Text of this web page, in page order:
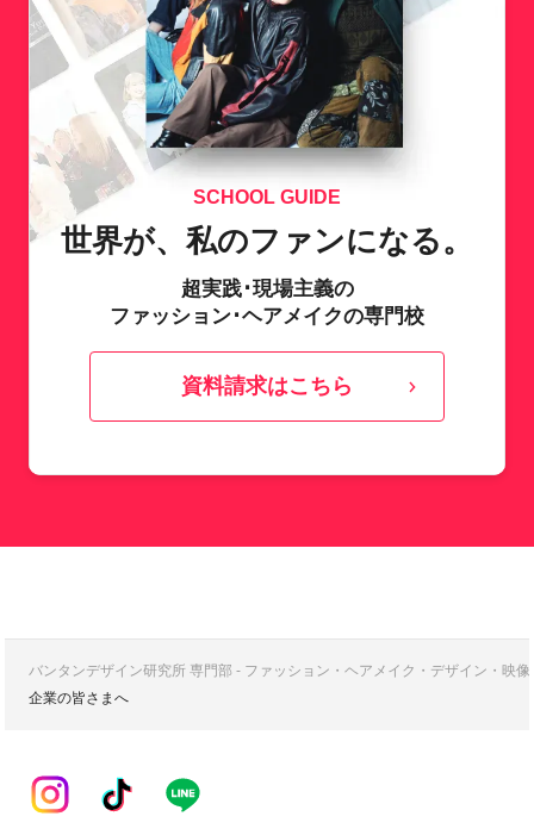
SCHOOL GUIDE
世界が、私のファンになる。
超実践･現場主義の
ファッション･ヘアメイクの専門校
資料請求はこちら
バンタンデザイン研究所 専門部 - ファッション・ヘアメイク・デザイン・映
企業の皆さまへ